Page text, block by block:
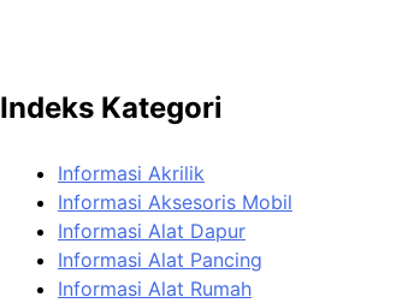
Indeks Kategori
Informasi Akrilik
Informasi Aksesoris Mobil
Informasi Alat Dapur
Informasi Alat Pancing
Informasi Alat Rumah